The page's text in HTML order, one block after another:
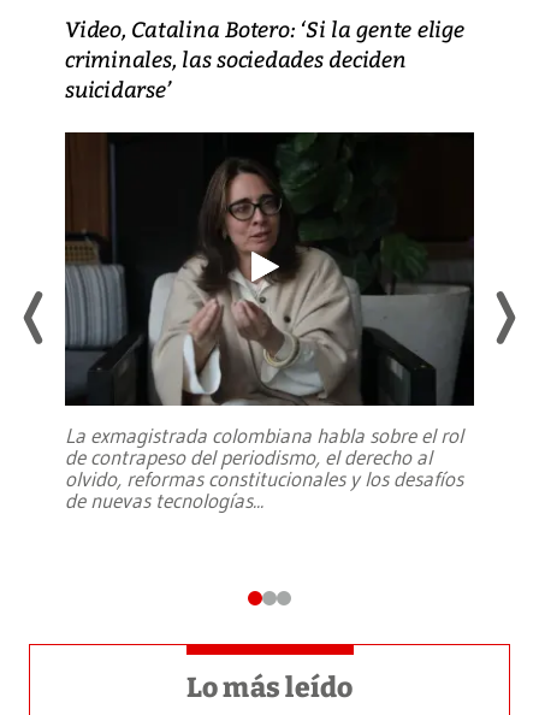
Video, Catalina Botero: ‘Si la gente elige
criminales, las sociedades deciden
suicidarse’
La exmagistrada colombiana habla sobre el rol
de contrapeso del periodismo, el derecho al
olvido, reformas constitucionales y los desafíos
de nuevas tecnologías...
Lo más leído